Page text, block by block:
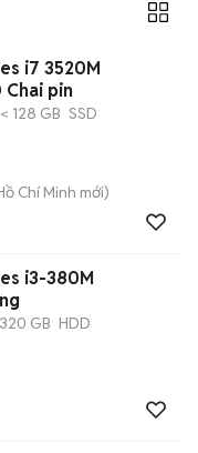
i7 3520M
Chai pin
< 128 GB SSD
Chí Minh mới)
i3-380M
320 GB HDD